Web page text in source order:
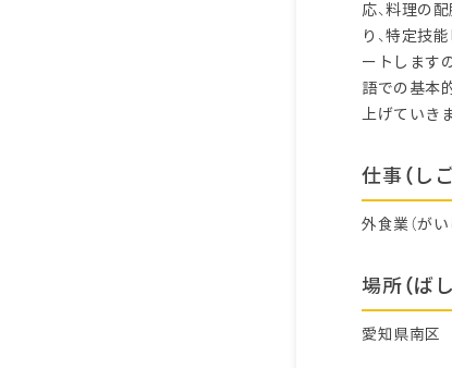
応、料理の
り、特定技
ートします
語での基本
上げていき
仕事（し
外食業（が
場所（ば
愛知県南区